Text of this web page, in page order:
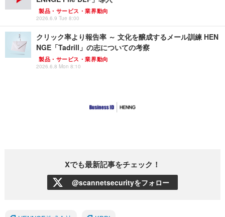
製品・サービス・業界動向
2026.6.9 Tue 8:00
クリック率より報告率 ～ 文化を醸成するメール訓練 HEN
NGE「Tadrill」の志についての考察
製品・サービス・業界動向
2026.6.8 Mon 8:10
Xでも最新記事をチェック！
@scannetsecurityをフォロー